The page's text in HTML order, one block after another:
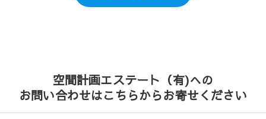
空間計画エステート（有)への
お問い合わせはこちらからお寄せください